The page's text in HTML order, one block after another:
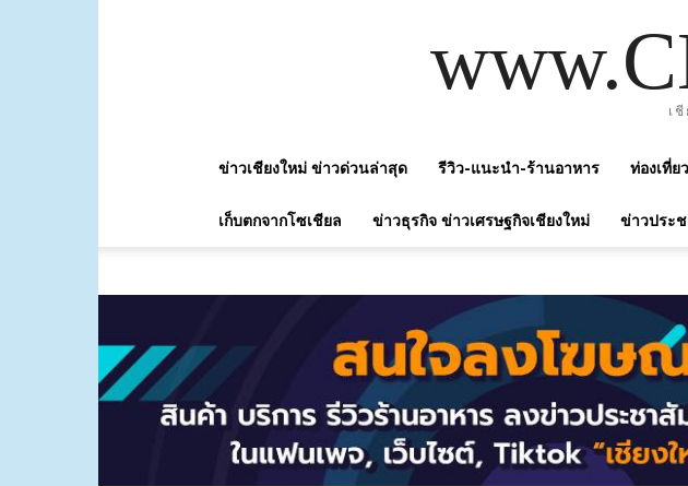
เ
ข่าวเชียงใหม่ ข่าวด่วนล่าสุด รีวิว-แนะนำ-ร้านอาหาร ท่องเที่ย
เก็บตกจากโซเชียล ข่าวธุรกิจ ข่าวเศรษฐกิจเชียงใหม่ ข่าวประ